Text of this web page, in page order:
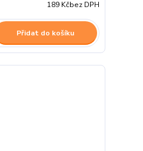
189 Kčbez DPH
Přidat do košíku